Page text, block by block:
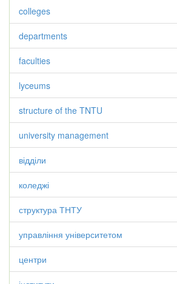
colleges
departments
faculties
lyceums
structure of the TNTU
university management
відділи
коледжі
структура ТНТУ
управління університетом
центри